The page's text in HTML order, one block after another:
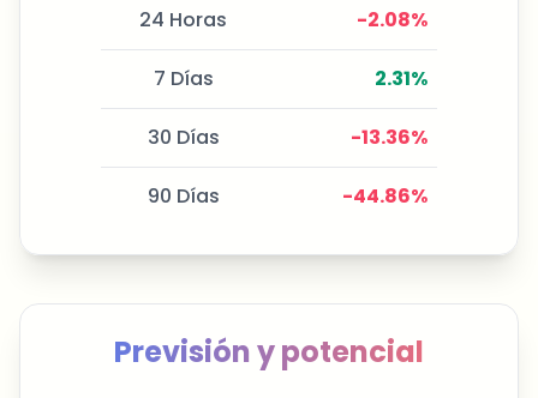
24 Horas -2.08%
7 Días 2.31%
30 Días -13.36%
90 Días -44.86%
Previsión y potencial